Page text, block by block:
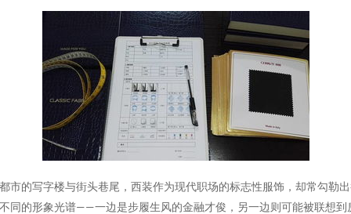
市的写字楼与街头巷尾，西装作为现代职场的标志性服饰，却常勾勒
同的形象光谱——一边是步履生风的金融才俊，另一边则可能被联想到